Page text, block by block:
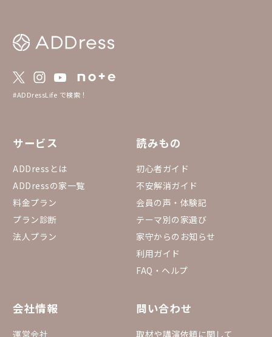
#ADDressLife で検索！
サービス
ADDressとは
ADDressの家一覧
料金プラン
プラン診断
法人プラン
読みもの
初心者ガイド
不安解消ガイド
会員の声・体験記
テーマ別の家選び
家守からのお知らせ
利用ガイド
FAQ・ヘルプ
会社情報
運営会社
問い合わせ
取材や講演依頼に関して